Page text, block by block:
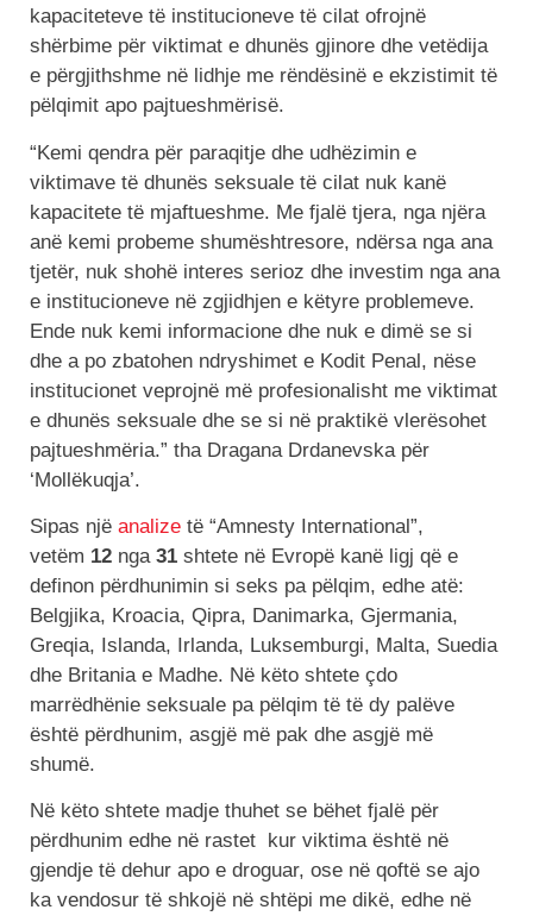
kapaciteteve të institucioneve të cilat ofrojnë
shërbime për viktimat e dhunës gjinore dhe vetëdija
e përgjithshme në lidhje me rëndësinë e ekzistimit të
pëlqimit apo pajtueshmërisë.
“Kemi qendra për paraqitje dhe udhëzimin e
viktimave të dhunës seksuale të cilat nuk kanë
kapacitete të mjaftueshme. Me fjalë tjera, nga njëra
anë kemi probeme shumështresore, ndërsa nga ana
tjetër, nuk shohë interes serioz dhe investim nga ana
e institucioneve në zgjidhjen e këtyre problemeve.
Ende nuk kemi informacione dhe nuk e dimë se si
dhe a po zbatohen ndryshimet e Kodit Penal, nëse
institucionet veprojnë më profesionalisht me viktimat
e dhunës seksuale dhe se si në praktikë vlerësohet
pajtueshmëria.” tha Dragana Drdanevska për
‘Mollëkuqja’.
Sipas një analize të “Amnesty International”,
vetëm 12 nga 31 shtete në Evropë kanë ligj që e
definon përdhunimin si seks pa pëlqim, edhe atë:
Belgjika, Kroacia, Qipra, Danimarka, Gjermania,
Greqia, Islanda, Irlanda, Luksemburgi, Malta, Suedia
dhe Britania e Madhe. Në këto shtete çdo
marrëdhënie seksuale pa pëlqim të të dy palëve
është përdhunim, asgjë më pak dhe asgjë më
shumë.
Në këto shtete madje thuhet se bëhet fjalë për
përdhunim edhe në rastet kur viktima është në
gjendje të dehur apo e droguar, ose në qoftë se ajo
ka vendosur të shkojë në shtëpi me dikë, edhe në